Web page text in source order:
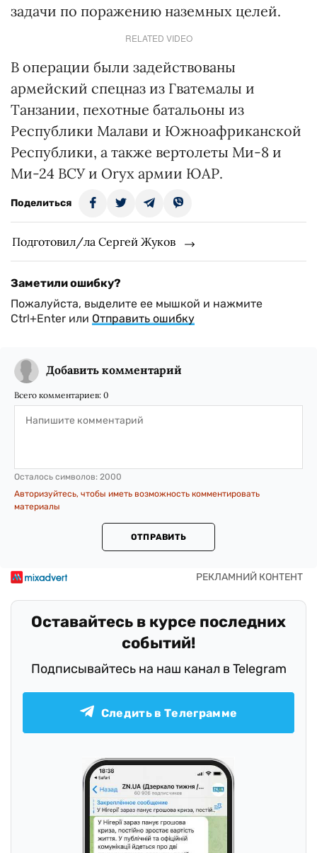
задачи по поражению наземных целей.
RELATED VIDEO
В операции были задействованы
армейский спецназ из Гватемалы и
Танзании, пехотные батальоны из
Республики Малави и Южноафриканской
Республики, а также вертолеты Ми-8 и
Ми-24 ВСУ и Oryx армии ЮАР.
Поделиться
Подготовил/ла Сергей Жуков
Заметили ошибку?
Пожалуйста, выделите ее мышкой и нажмите
Ctrl+Enter или Отправить ошибку
Добавить комментарий
Всего комментариев: 0
Осталось символов: 2000
Авторизуйтесь, чтобы иметь возможность комментировать
материалы
ОТПРАВИТЬ
Оставайтесь в курсе последних
событий!
Подписывайтесь на наш канал в Telegram
Следить в Телеграмме